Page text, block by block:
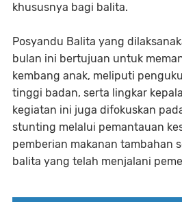
khususnya bagi balita.
Posyandu Balita yang
bulan ini bertujuan untuk
kembang anak, meliputi
tinggi badan, serta lingkar
kegiatan ini juga difokuskan
stunting melalui pemantauan
pemberian makanan tambahan
balita yang telah menjalani